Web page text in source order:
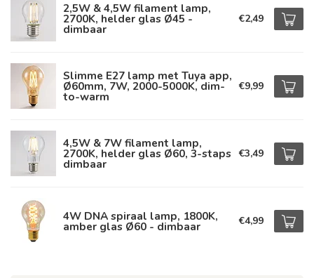
2,5W & 4,5W filament lamp,
2700K, helder glas Ø45 -
dimbaar
€2,49
Slimme E27 lamp met Tuya app,
Ø60mm, 7W, 2000-5000K, dim-
to-warm
€9,99
4,5W & 7W filament lamp,
2700K, helder glas Ø60, 3-staps
dimbaar
€3,49
4W DNA spiraal lamp, 1800K,
amber glas Ø60 - dimbaar €4,99